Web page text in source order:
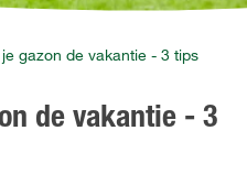
gazon de vakantie - 3 tips
de vakantie - 3